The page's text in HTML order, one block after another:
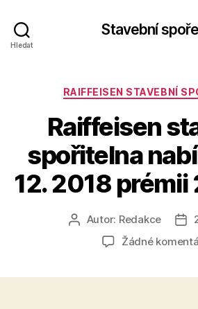
Hledat
Stavební
Rubriky
RAIFFEISEN STAVEBNÍ
Raiffeisen
spořitelna
12. 2018
Autor
příspěvku
Autor: Redakce
Žádné